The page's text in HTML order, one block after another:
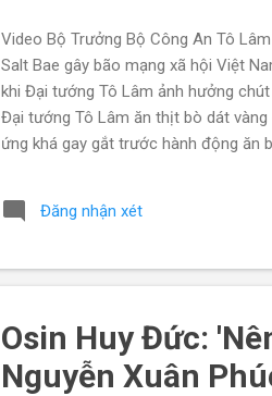
Video Bộ Trưởng Bộ Công An Tô
Salt Bae gây bão mạng xã hội Việt
khi Đại tướng Tô Lâm ảnh hưởng
Đại tướng Tô Lâm ăn thịt bò dát
ứng khá gay gắt trước hành động ăn
Tiktok nurs_et của thánh rắc muối
giây ghi lại cảnh Đại tướng Tô Lâm,
Đăng nhận xét
Osin Huy Đức:
Nguyễn Xuân